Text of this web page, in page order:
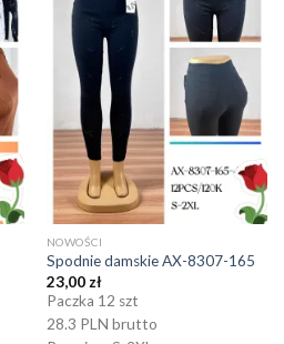
NOWOŚCI
Spodnie damskie AX-8307-165
23,00 zł
Paczka 12 szt
28.3 PLN brutto